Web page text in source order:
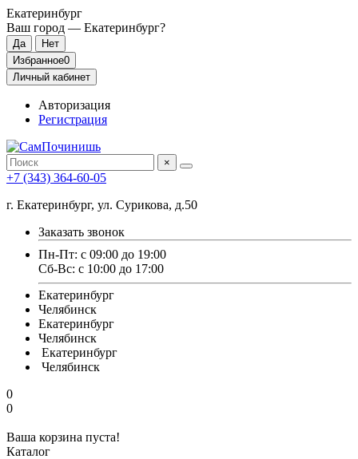
Екатеринбург
Ваш город — Екатеринбург?
Избранное0
Личный кабинет
Авторизация
Регистрация
×
+7 (343) 364-60-05
г. Екатеринбург, ул. Сурикова, д.50
Заказать звонок
Пн-Пт: с 09:00 до 19:00
Сб-Вс: с 10:00 до 17:00
Екатеринбург
Челябинск
Екатеринбург
Челябинск
Екатеринбург
Челябинск
0
0
Ваша корзина пуста!
Каталог